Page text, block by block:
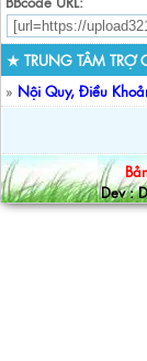
★ TRUNG TÂM TRỢ
» Nội Quy, Điều
Dev :